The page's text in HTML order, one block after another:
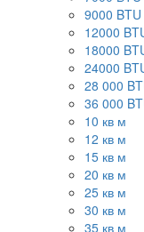
9000 BTU
12000
18000
24000
28 000
36 000
10 кв м
12 кв м
15 кв м
20 кв м
25 кв м
30 кв м
35 кв м